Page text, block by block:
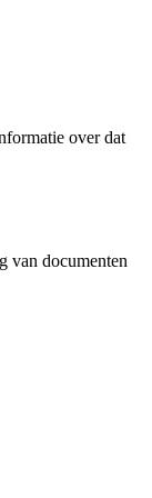
over dat
van documenten